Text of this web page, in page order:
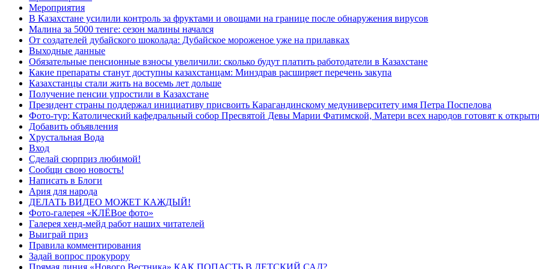
Мероприятия
В Казахстане усилили контроль за фруктами и овощами на границе после обнаружения вирусов
Малина за 5000 тенге: сезон малины начался
От создателей дубайского шоколада: Дубайское мороженое уже на прилавках
Выходные данные
Обязательные пенсионные взносы увеличили: сколько будут платить работодатели в Казахстане
Какие препараты станут доступны казахстанцам: Минздрав расширяет перечень закупа
Казахстанцы стали жить на восемь лет дольше
Получение пенсии упростили в Казахстане
Президент страны поддержал инициативу присвоить Карагандинскому медуниверситету имя Петра Поспелова
Фото-тур: Католический кафедральный собор Пресвятой Девы Марии Фатимской, Матери всех народов готовят к
Добавить объявления
Хрустальная Вода
Вход
Сделай сюрприз любимой!
Сообщи свою новость!
Написать в Блоги
Ария для народа
ДЕЛАТЬ ВИДЕО МОЖЕТ КАЖДЫЙ!
Фото-галерея «КЛЁВое фото»
Галерея хенд-мейд работ наших читателей
Выиграй приз
Правила комментирования
Задай вопрос прокурору